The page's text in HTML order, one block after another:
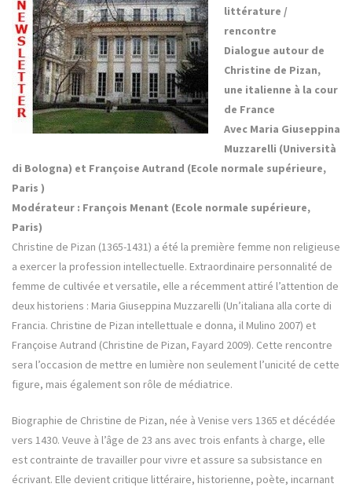
littérature /
rencontre
Dialogue autour de
Christine de Pizan,
une italienne à la cour
de France
Avec Maria Giuseppina
Muzzarelli (Università
di Bologna) et Françoise Autrand (Ecole normale supérieure,
Paris )
Modérateur : François Menant (Ecole normale supérieure,
Paris)
Christine de Pizan (1365-1431) a été la première femme non religieuse
a exercer la profession intellectuelle. Extraordinaire personnalité de
femme de cultivée et versatile, elle a récemment attiré l’attention de
deux historiens : Maria Giuseppina Muzzarelli (Un’italiana alla corte di
Francia. Christine de Pizan intellettuale e donna, il Mulino 2007) et
Françoise Autrand (Christine de Pizan, Fayard 2009). Cette rencontre
sera l’occasion de mettre en lumière non seulement l’unicité de cette
figure, mais également son rôle de médiatrice.
Biographie de Christine de Pizan, née à Venise vers 1365 et décédée
vers 1430. Veuve à l’âge de 23 ans avec trois enfants à charge, elle
est contrainte de travailler pour vivre et assure sa subsistance en
écrivant. Elle devient critique littéraire, historienne, poète, incarnant